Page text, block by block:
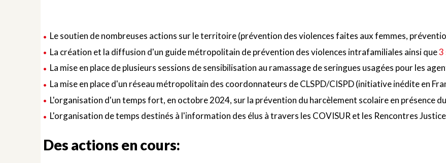
Le soutien de nombreuses actions sur le territoire (prévention des violences faites aux femmes,
La création et la diffusion d'un guide métropolitain de prévention des violences intrafamiliales ainsi que3
La mise en place de plusieurs sessions de sensibilisation au ramassage de seringues usagées pour les
La mise en place d'un réseau métropolitain des coordonnateurs de CLSPD/CISPD (initiative inédite en
L'organisation d'un temps fort, en octobre 2024, sur la prévention du harcèlement scolaire en présence
L'organisation de temps destinés à l'information des élus à travers les COVISUR et les Rencontres
Des actions en cours: